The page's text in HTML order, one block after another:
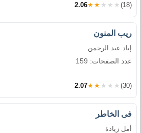
2.06★★★★★ (18)
ريب المنون
إياد عبد الرحمن
عدد الصفحات: 159
2.07★★★★★ (30)
فى الخاطر
أمل زيادة